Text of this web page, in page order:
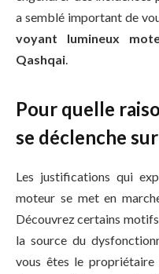
a semblé important de
voyant lumineux
Qashqai
Pour quelle
se déclenche
Les justifications qui
moteur se met en
Découvrez certains
la source du
vous êtes le propriétaire